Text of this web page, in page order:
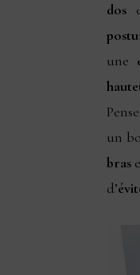
dos
une
un
bras
d’